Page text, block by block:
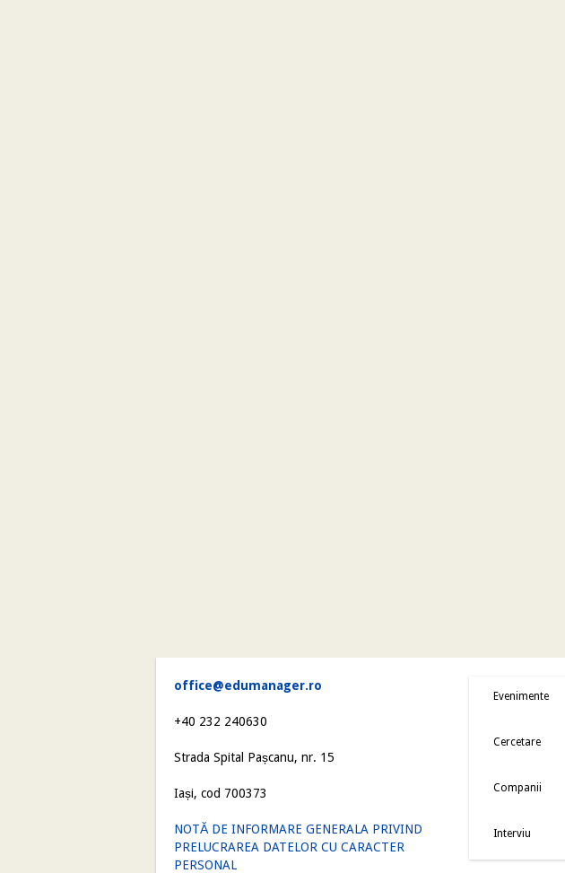
office@edumanager.ro
+40 232 240630
Strada Spital Pașcanu, nr. 15
Iași, cod 700373
NOTĂ DE INFORMARE GENERALA PRIVIND
PRELUCRAREA DATELOR CU CARACTER
PERSONAL
Evenimente
Cercetare
Companii
Interviu